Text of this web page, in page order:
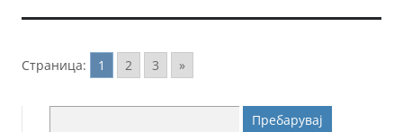
Страница: 1 2 3 »